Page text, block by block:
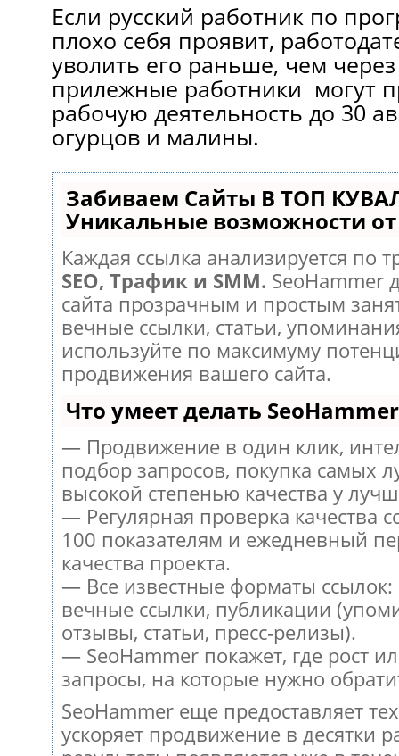
Если русский работник по
плохо себя проявит,
уволить его раньше, чем
прилежные работники могут
рабочую деятельность до 30
огурцов и малины.
Забиваем Сайты В ТОП
Уникальные возможности от
Каждая ссылка анализируется по
SEO, Трафик и SMM. SeoHammer
сайта прозрачным и простым
вечные ссылки, статьи,
используйте по максимуму
продвижения вашего сайта.
Что умеет делать SeoHammer
— Продвижение в один клик,
подбор запросов, покупка самых
высокой степенью качества у
— Регулярная проверка качества
100 показателям и ежедневный
качества проекта.
— Все известные форматы
вечные ссылки, публикации
отзывы, статьи, пресс-релизы).
— SeoHammer покажет, где рост
запросы, на которые нужно
SeoHammer еще предоставляет
ускоряет продвижение в десятки